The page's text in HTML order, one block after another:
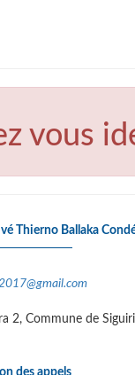
vous
Thierno Ballaka
2, Commune de
des appels